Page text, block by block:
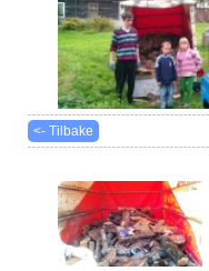
<- Tilbake